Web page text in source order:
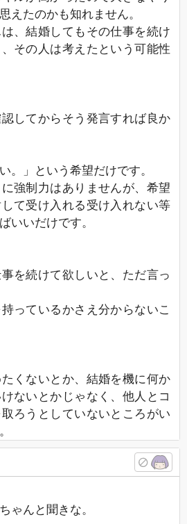
えたのかも知れません。
、結婚してもその仕事を続け
その人は考えたという可能性
してからそう発言すれば良か
。」という希望だけです。
強制力はありませんが、希望
て受け入れる受け入れない等
いいだけです。
を続けて欲しいと、ただ言っ
っているかさえ分からないこ
くないとか、結婚を機に何か
ないとかじゃなく、他人とコ
ろうとしていないところがい
ゃんと聞きな。